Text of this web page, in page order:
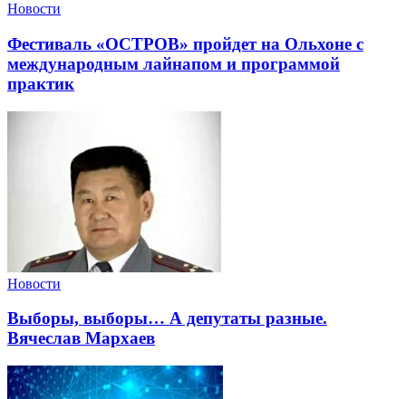
Новости
Фестиваль «ОСТРОВ» пройдет на Ольхоне с
международным лайнапом и программой
практик
Новости
Выборы, выборы… А депутаты разные.
Вячеслав Мархаев